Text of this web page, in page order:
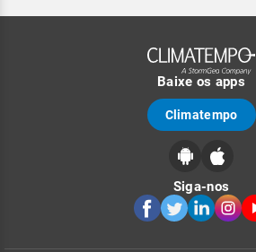
Baixe os apps
Climatempo
Siga-nos